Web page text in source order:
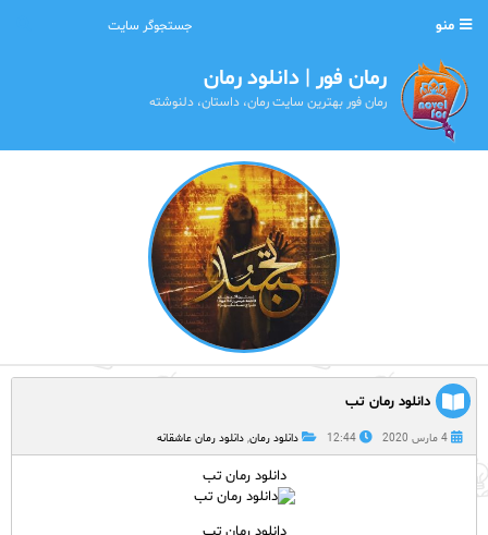
منو
رمان فور | دانلود رمان
رمان فور بهترین سایت رمان، داستان، دلنوشته
دانلود رمان تب
4 مارس 2020 12:44 دانلود رمان, دانلود رمان عاشقانه
دانلود رمان تب